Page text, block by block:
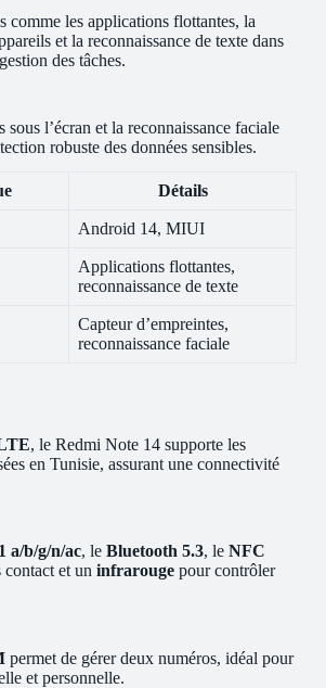
comme les applications flottantes, la
et la reconnaissance de texte dans
des tâches.
sous l’écran et la reconnaissance faciale
robuste des données sensibles.
Détails
Android 14, MIUI
Applications flottantes,
reconnaissance de texte
Capteur d’empreintes,
reconnaissance faciale
, le Redmi Note 14 supporte les
en Tunisie, assurant une connectivité
a/b/g/n/ac, le Bluetooth 5.3, le NFC
contact et un infrarouge pour contrôler
permet de gérer deux numéros, idéal pour
et personnelle.